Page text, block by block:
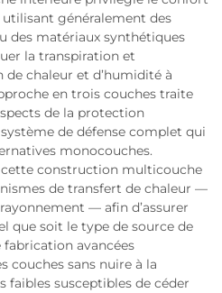
généralement des
des matériaux synthétiques
la transpiration et
de chaleur et d’humidité à
en trois couches traite
de la protection
de défense complet qui
monocouches.
cette construction multicouche
de transfert de chaleur —
— afin d’assurer
que soit le type de source de
avancées
couches sans nuire à la
faibles susceptibles de céder